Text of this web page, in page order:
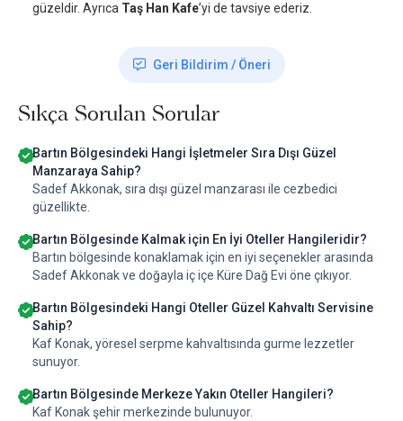
güzeldir. Ayrıca Taş Han Kafe’yi de tavsiye ederiz.
Geri Bildirim / Öneri
Sıkça Sorulan Sorular
Bartın Bölgesindeki Hangi İşletmeler Sıra Dışı Güzel
Manzaraya Sahip?
Sadef Akkonak, sıra dışı güzel manzarası ile cezbedici
güzellikte.
Bartın Bölgesinde Kalmak için En İyi Oteller Hangileridir?
Bartın bölgesinde konaklamak için en iyi seçenekler arasında
Sadef Akkonak ve doğayla iç içe Küre Dağ Evi öne çıkıyor.
Bartın Bölgesindeki Hangi Oteller Güzel Kahvaltı Servisine
Sahip?
Kaf Konak, yöresel serpme kahvaltısında gurme lezzetler
sunuyor.
Bartın Bölgesinde Merkeze Yakın Oteller Hangileri?
Kaf Konak şehir merkezinde bulunuyor.